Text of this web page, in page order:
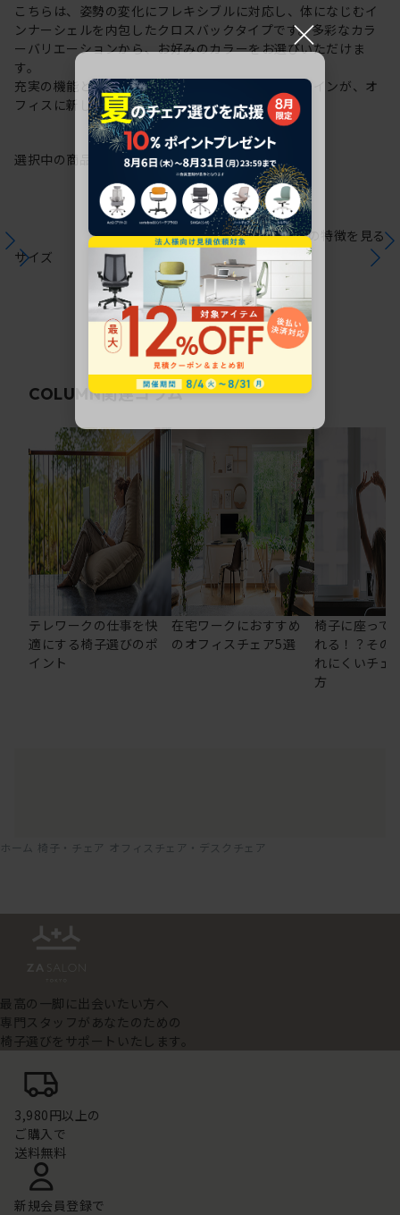
こちらは、姿勢の変化にフレキシブルに対応し、体になじむイ
ンナーシェルを内包したクロスバックタイプです。多彩なカラ
ーバリエーションから、お好みのカラーをお選びいただけま
す。
充実の機能と一体となった透明感のある美しいデザインが、オ
フィスに新しい風を運びます。
選択中の商品情報 保証注意事項
サイズ
シリーズの特徴を見る
COLUMN関連コラム
テレワークの仕事を快
適にする椅子選びのポ
イント
在宅ワークにおすすめ
のオフィスチェア5選
椅子に座って
れる！？その
れにくいチェ
方
ホーム 椅子・チェア オフィスチェア・デスクチェア
最高の一脚に出会いたい方へ
専門スタッフがあなたのための
椅子選びをサポートいたします。
3,980円以上の
ご購入で
送料無料
新規会員登録で
×